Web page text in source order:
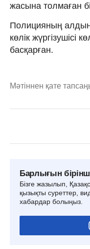
жасына толмаған
Полицияның
көлік жүргізушісі
басқарған.
Мәтіннен қате
Барлығын
Бізге жазылып,
қызықты суреттер,
хабардар болыңыз.